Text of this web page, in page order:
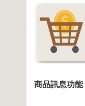
商品訊息功能